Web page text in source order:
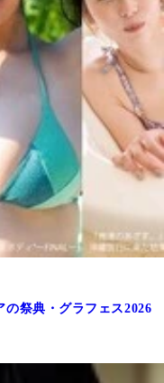
祭典・グラフェス2026